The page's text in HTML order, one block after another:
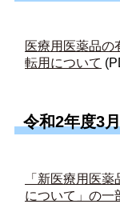
医療用医薬品の
転用について
令和2年度3
「新医療用医
について」の一